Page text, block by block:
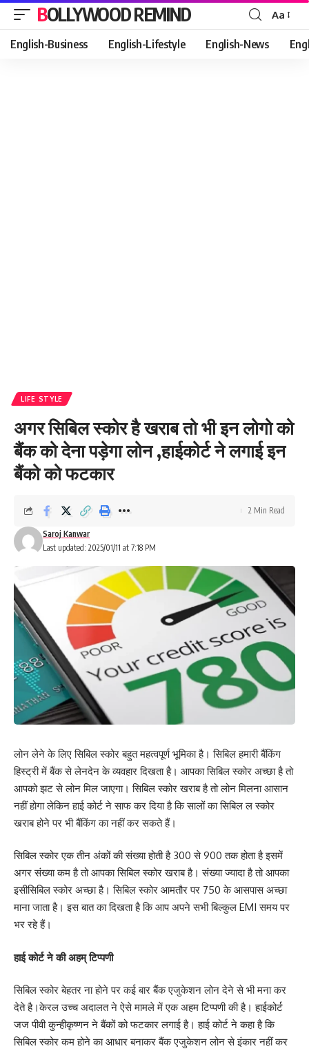
BOLLYWOOD REMIND
Font
Resizer
Aa
English-Business English-Lifestyle English-News
LIFE STYLE
अगर सिबिल स्कोर है खराब तो भी इन लोगो को
बैंक को देना पड़ेगा लोन ,हाईकोर्ट ने लगाई इन
बैंको को फटकार
Last updated: 2025/01/11 at 7:18 PM
Saroj Kanwar
2 Min Read
लोन लेने के लिए सिबिल स्कोर बहुत महत्वपूर्ण भूमिका है। सिबिल हमारी बैंकिंग
हिस्ट्री में बैंक से लेनदेन के व्यवहार दिखता है। आपका सिबिल स्कोर अच्छा है तो
आपको झट से लोन मिल जाएगा। सिबिल स्कोर खराब है तो लोन मिलना आसान
नहीं होगा लेकिन हाई कोर्ट ने साफ कर दिया है कि सालों का सिबिल ल स्कोर
खराब होने पर भी बैंकिंग का नहीं कर सकते हैं।
सिबिल स्कोर एक तीन अंकों की संख्या होती है 300 से 900 तक होता है इसमें
अगर संख्या कम है तो आपका सिबिल स्कोर खराब है। संख्या ज्यादा है तो आपका
इसीसिबिल स्कोर अच्छा है। सिबिल स्कोर आमतौर पर 750 के आसपास अच्छा
माना जाता है। इस बात का दिखता है कि आप अपने सभी बिल्कुल EMI समय पर
भर रहे हैं।
हाई कोर्ट ने की अहम् टिप्पणी
सिबिल स्कोर बेहतर ना होने पर कई बार बैंक एजुकेशन लोन देने से भी मना कर
देते है।केरल उच्च अदालत ने ऐसे मामले में एक अहम टिप्पणी की है। हाईकोर्ट
जज पीवी कुन्हीकृष्णन ने बैंकों को फटकार लगाई है। हाई कोर्ट ने कहा है कि
सिबिल स्कोर कम होने का आधार बनाकर बैंक एजुकेशन लोन से इंकार नहीं कर